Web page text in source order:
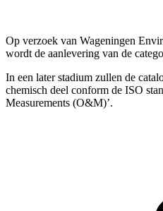
Op verzoek van Wageningen
wordt de aanlevering van de
In een later stadium zullen de
chemisch deel conform de ISO
Measurements (O&M)’.